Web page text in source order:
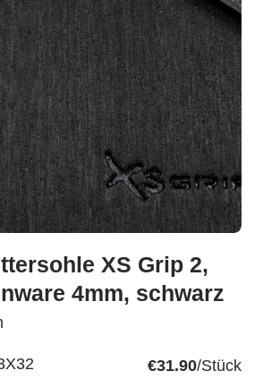
XS Grip 2,
4mm, schwarz
€31.90/Stück